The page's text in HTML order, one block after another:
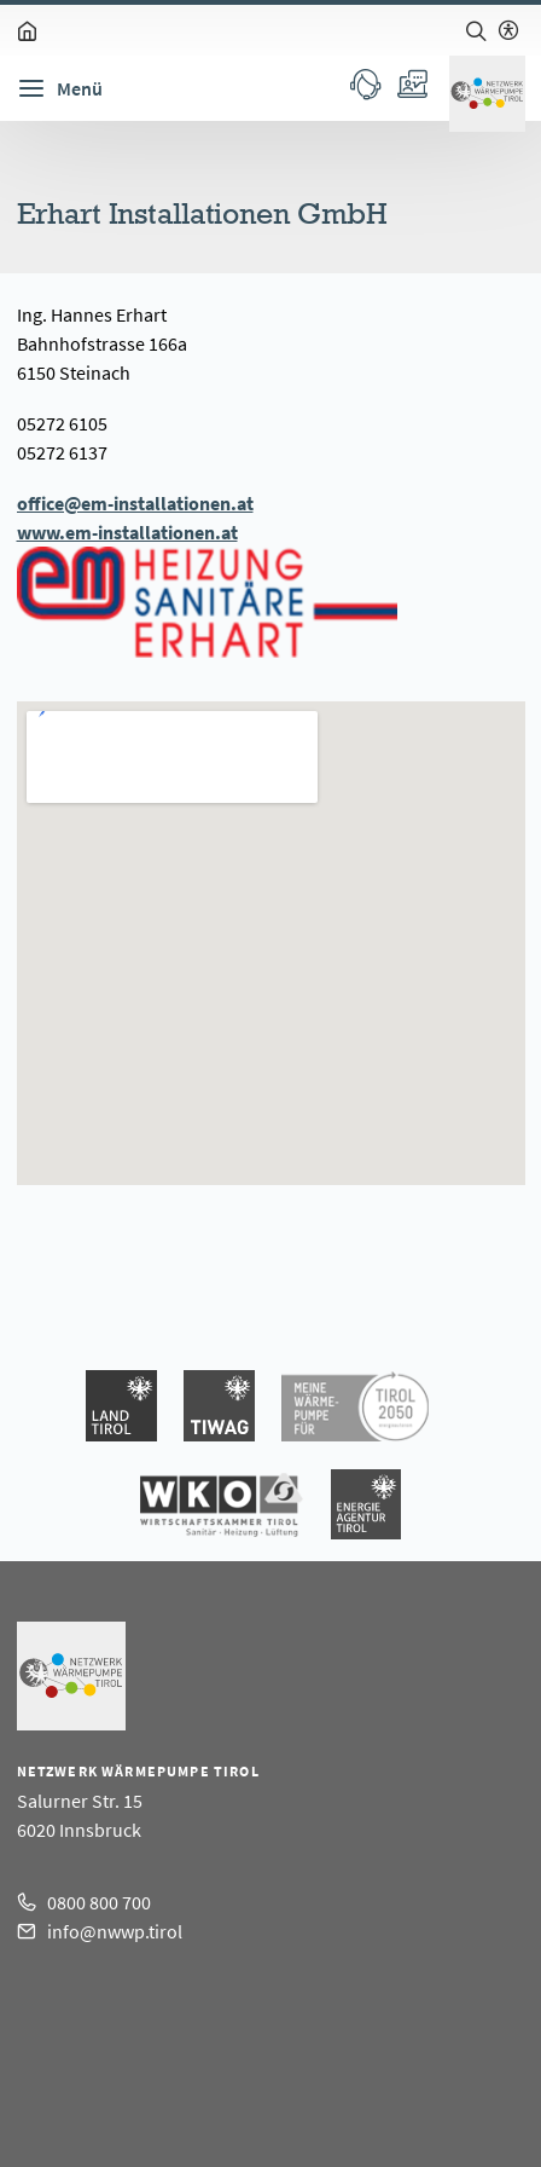
zum Inhalt springen (Alt + 0)
zur Navigation springen (Alt + 1)
zur Suche springen (Alt + 2)
Hochkontrastmodus ein-/ausschalten (Alt + 3)
Barrierefreiheits-Widget öffnen (Alt + 5)
Menü
Erhart Installationen GmbH
Ing. Hannes Erhart
Bahnhofstrasse 166a
6150 Steinach
05272 6105
05272 6137
office@em-installationen.at
www.em-installationen.at
NETZWERK WÄRMEPUMPE TIROL
Salurner Str. 15
6020 Innsbruck
0800 800 700
info@nwwp.tirol